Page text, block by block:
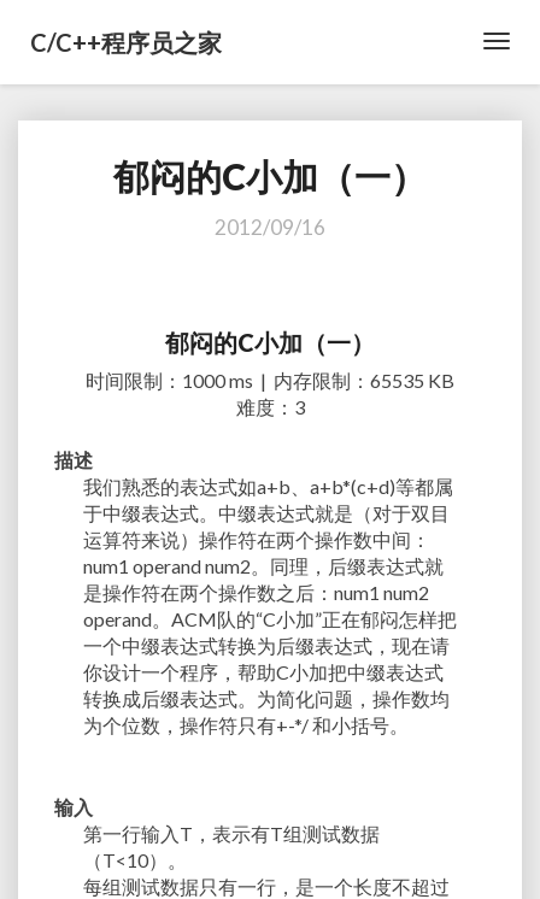
C/C++程序员之家
郁
闷
的
（
一
）
郁闷的C小加（一）
2012/09/16
郁闷的C小加（一）
时间限制：1000 ms | 内存限制：65535 KB
难度：3
描述
我们熟悉的表达式如a+b、a+b*(c+d)等都属
于中缀表达式。中缀表达式就是（对于双目
运算符来说）操作符在两个操作数中间：
num1 operand num2。同理，后缀表达式就
是操作符在两个操作数之后：num1 num2
operand。ACM队的“C小加”正在郁闷怎样把
一个中缀表达式转换为后缀表达式，现在请
你设计一个程序，帮助C小加把中缀表达式
转换成后缀表达式。为简化问题，操作数均
为个位数，操作符只有+-*/ 和小括号。
输入
第一行输入T，表示有T组测试数据
（T<10）。
每组测试数据只有一行，是一个长度不超过